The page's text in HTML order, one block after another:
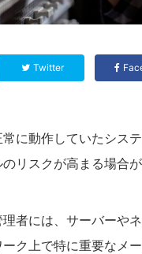
Twitter
に動作していたシス
リスクが高まる場合が
者には、サーバーや
ーク上で特に重要なメ